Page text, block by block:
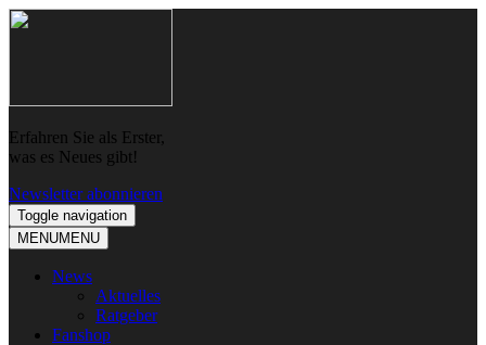
Skip
Skip
Erfahren Sie als Erster,
was es Neues gibt!
Newsletter abonnieren
Toggle navigation
MENUMENU
News
Aktuelles
Ratgeber
Fanshop